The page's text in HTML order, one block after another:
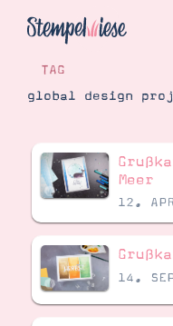
Hier
Katalog
Bestellen
TAG
global design
Meer
12.
14.